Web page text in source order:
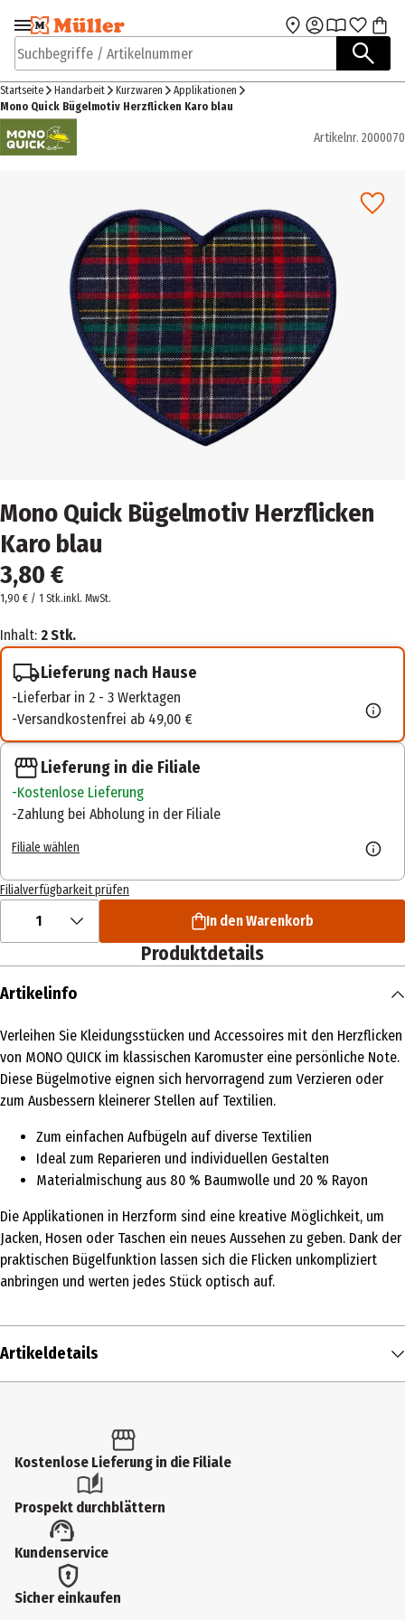
Zur Navigation
springen
Zum Hauptinhalt
Suchbegriffe / Artikelnummer
Startseite Handarbeit Kurzwaren
Applikationen
Mono Quick Bügelmotiv Herzflicken Karo blau
Artikelnr. 2000070
Mono Quick Bügelmotiv Herzflicken
Karo blau
3,80 €
1,90 € / 1 Stk.inkl. MwSt.
Inhalt: 2 Stk.
Lieferung nach Hause
Lieferbar in 2 - 3 Werktagen
Versandkostenfrei ab 49,00 €
Lieferung in die Filiale
Kostenlose Lieferung
Zahlung bei Abholung in der Filiale
Filiale wählen
Filialverfügbarkeit prüfen
1 In den Warenkorb
Produktdetails
Artikelinfo
Verleihen Sie Kleidungsstücken und Accessoires mit den Herzflicken
von MONO QUICK im klassischen Karomuster eine persönliche Note.
Diese Bügelmotive eignen sich hervorragend zum Verzieren oder
zum Ausbessern kleinerer Stellen auf Textilien.
Zum einfachen Aufbügeln auf diverse Textilien
Ideal zum Reparieren und individuellen Gestalten
Materialmischung aus 80 % Baumwolle und 20 % Rayon
Die Applikationen in Herzform sind eine kreative Möglichkeit, um
Jacken, Hosen oder Taschen ein neues Aussehen zu geben. Dank der
praktischen Bügelfunktion lassen sich die Flicken unkompliziert
anbringen und werten jedes Stück optisch auf.
Artikeldetails
Produkttyp
Bügelmotive
Lieferumfang
2 Stück
Materialdetails
Kostenlose Lieferung in die Filiale
Prospekt durchblättern
Kundenservice
Sicher einkaufen